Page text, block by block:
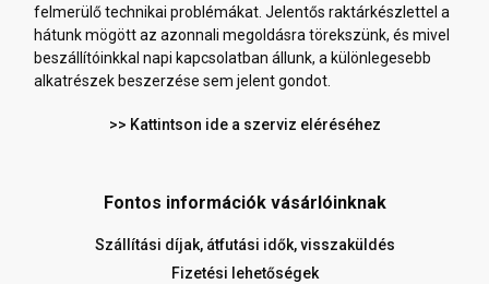
felmerülő technikai problémákat. Jelentős raktárkészlettel a
hátunk mögött az azonnali megoldásra törekszünk, és mivel
beszállítóinkkal napi kapcsolatban állunk, a különlegesebb
alkatrészek beszerzése sem jelent gondot.
>> Kattintson ide a szerviz eléréséhez
Fontos információk vásárlóinknak
Szállítási díjak, átfutási idők, visszaküldés
Fizetési lehetőségek